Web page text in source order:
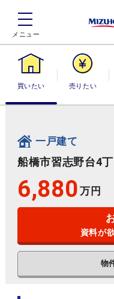
買いたい 売りたい
一戸建て
船橋市習志野台4
6,880 万円
資料が
物